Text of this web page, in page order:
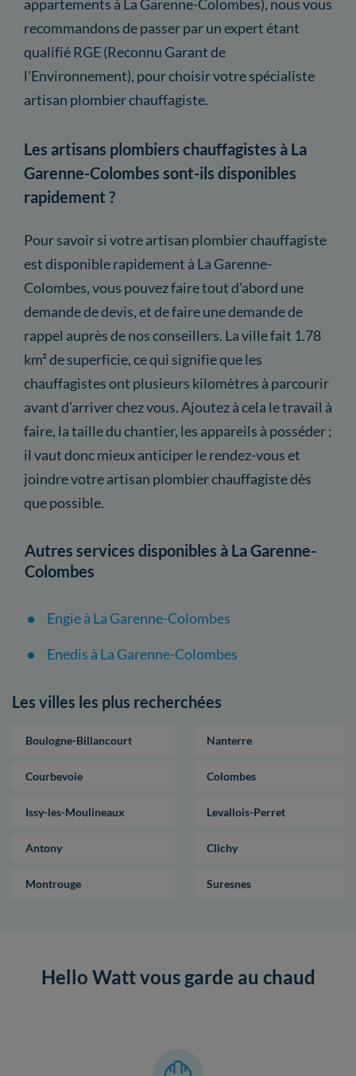
appartements à La Garenne-Colombes), nous vous
recommandons de passer par un expert étant
qualifié RGE (Reconnu Garant de
l'Environnement), pour choisir votre spécialiste
artisan plombier chauffagiste.
Les artisans plombiers chauffagistes à La
Garenne-Colombes sont-ils disponibles
rapidement ?
Pour savoir si votre artisan plombier chauffagiste
est disponible rapidement à La Garenne-
Colombes, vous pouvez faire tout d'abord une
demande de devis, et de faire une demande de
rappel auprès de nos conseillers. La ville fait 1.78
km² de superficie, ce qui signifie que les
chauffagistes ont plusieurs kilomètres à parcourir
avant d'arriver chez vous. Ajoutez à cela le travail à
faire, la taille du chantier, les appareils à posséder ;
il vaut donc mieux anticiper le rendez-vous et
joindre votre artisan plombier chauffagiste dès
que possible.
Autres services disponibles à La Garenne-
Colombes
Engie à La Garenne-Colombes
Enedis à La Garenne-Colombes
Les villes les plus recherchées
Boulogne-Billancourt Nanterre
Courbevoie Colombes
Issy-les-Moulineaux Levallois-Perret
Antony Clichy
Montrouge Suresnes
Hello Watt vous garde au chaud